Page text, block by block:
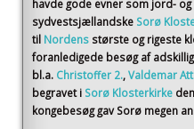
havde gode evner som jord- og
sydvestsjællandske Sorø
til Nordens største og rigeste
foranledigede besøg af
bl.a. Christoffer 2.,Valdemar
begravet i Sorø Klosterkirke
kongebesøg gav Sorø megen